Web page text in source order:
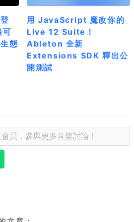
可
態
用 JavaScript 魔改你的
Live 12 Suite！
Ableton 全新
Extensions SDK 釋出公
開測試